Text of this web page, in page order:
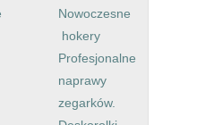
Nowoczesne
hokery
Profesjonalne
naprawy
zegarków.